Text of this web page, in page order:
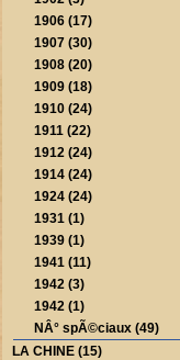
1906 (17)
1907 (30)
1908 (20)
1909 (18)
1910 (24)
1911 (22)
1912 (24)
1914 (24)
1924 (24)
1931 (1)
1939 (1)
1941 (11)
1942 (3)
1942 (1)
NÂ° spÃ©ciaux (49)
LA CHINE (15)